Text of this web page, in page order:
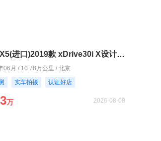
宝马X5(进口)2019款 xDrive30i X设计套装
06月 / 10.78万公里 / 北京
实车拍摄 认证好店
万 2026-08-08